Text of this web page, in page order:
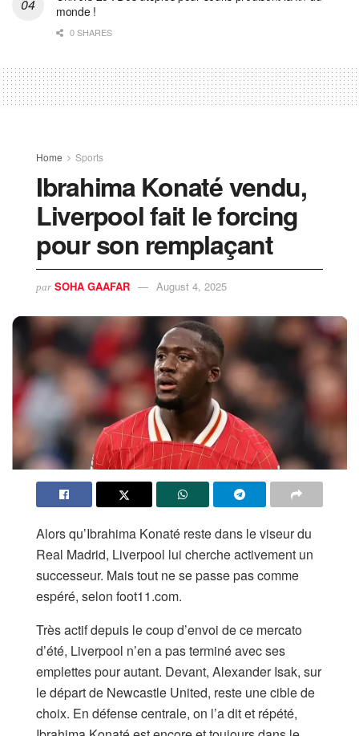
monde !
0 SHARES
Home Sports
Ibrahima Konaté vendu,
Liverpool fait le forcing
pour son remplaçant
par SOHA GAAFAR August 4, 2025
Alors qu’Ibrahima Konaté reste dans le viseur du
Real Madrid, Liverpool lui cherche activement un
successeur. Mais tout ne se passe pas comme
espéré, selon foot11.com.
Très actif depuis le coup d’envoi de ce mercato
d’été, Liverpool n’en a pas terminé avec ses
emplettes pour autant. Devant, Alexander Isak, sur
le départ de Newcastle United, reste une cible de
choix. En défense centrale, on l’a dit et répété,